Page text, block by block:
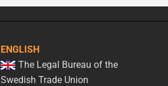
ENGLISH
The Legal Bureau of the
Swedish Trade Union